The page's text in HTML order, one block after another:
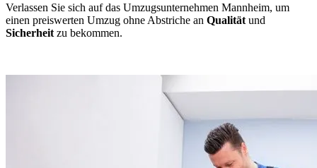
Verlassen Sie sich auf das Umzugsunternehmen Mannheim, um
einen preiswerten Umzug ohne Abstriche an Qualität und
Sicherheit zu bekommen.